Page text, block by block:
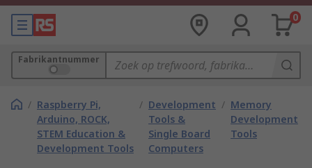
0
Fabrikantnummer
/ Raspberry Pi,
Arduino, ROCK,
STEM Education &
Development Tools
/ Development
Tools &
Single Board
Computers
/ Memory
Development
Tools